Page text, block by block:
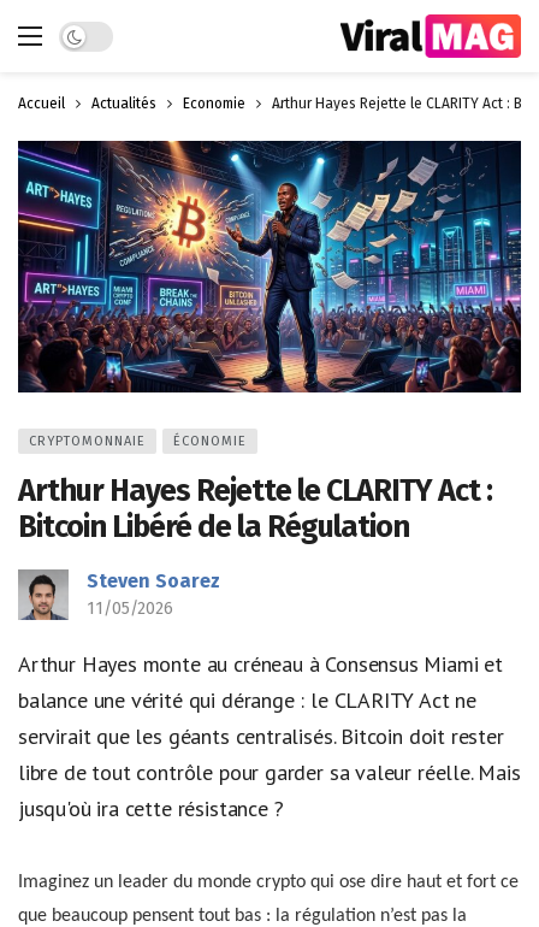
Dark mode
Accueil Actualités Économie Arthur Hayes Rejette le CLARITY Act :
CRYPTOMONNAIE ÉCONOMIE
Arthur Hayes Rejette le CLARITY Act :
Bitcoin Libéré de la Régulation
Steven Soarez
11/05/2026
Arthur Hayes monte au créneau à Consensus Miami et
balance une vérité qui dérange : le CLARITY Act ne
servirait que les géants centralisés. Bitcoin doit rester
libre de tout contrôle pour garder sa valeur réelle. Mais
jusqu'où ira cette résistance ?
Imaginez un leader du monde crypto qui ose dire haut et fort ce
que beaucoup pensent tout bas : la régulation n’est pas la